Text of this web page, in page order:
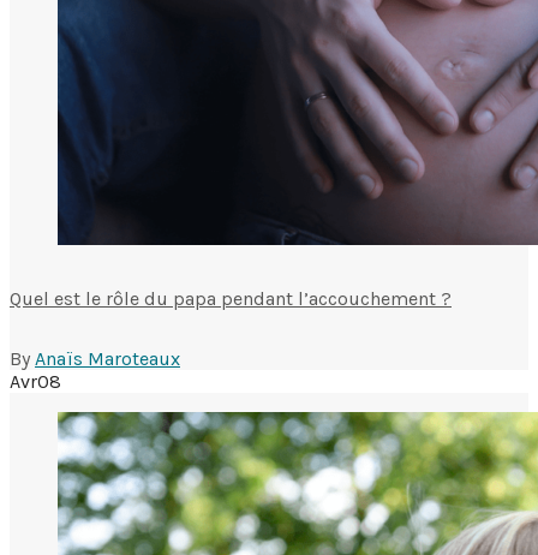
Quel est le rôle du papa pendant l’accouchement ?
By Anaïs Maroteaux
Avr08